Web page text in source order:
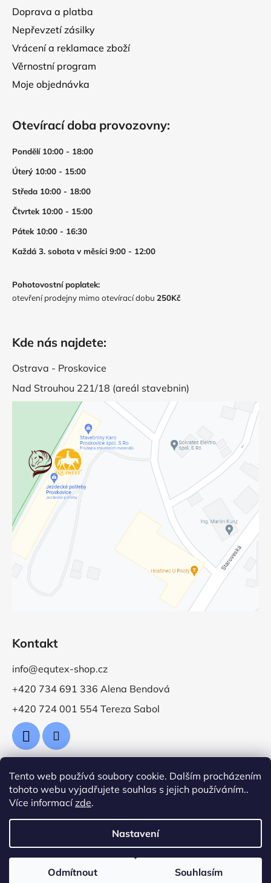
Tento web používá soubory cookie. Dalším procházením
tohoto webu vyjadřujete souhlas s jejich používáním..
Více informacízde.
Nastavení
Odmítnout Souhlasím
Doprava a platba
Nepřevzetí zásilky
Vrácení a reklamace zboží
Věrnostní program
Moje objednávka
Otevírací doba provozovny:
Pondělí 10:00 - 18:00
Úterý 10:00 - 15:00
Středa 10:00 - 18:00
Čtvrtek 10:00 - 15:00
Pátek 10:00 - 16:30
Každá 3. sobota v měsíci 9:00 - 12:00
Pohotovostní poplatek:
otevření prodejny mimo otevírací dobu 250Kč
Kde nás najdete:
Ostrava - Proskovice
Nad Strouhou 221/18 (areál stavebnin)
Kontakt
info@equtex-shop.cz
+420 734 691 336 Alena Bendová
+420 724 001 554 Tereza Sabol
Přijímáme online platby
Vytvořil Shoptet
Copyright 2026Jezdecké potřeby EquTex. Všechna